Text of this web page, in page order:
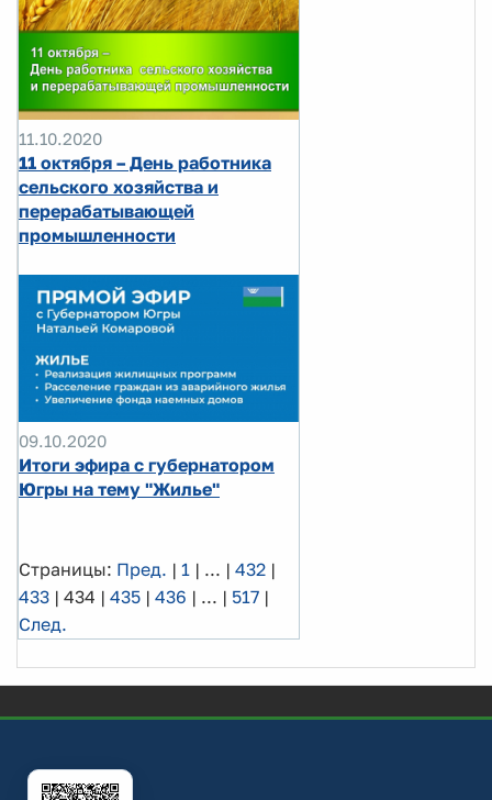
11.10.2020
11 октября – День работника
сельского хозяйства и
перерабатывающей
промышленности
09.10.2020
Итоги эфира с губернатором
Югры на тему "Жилье"
Страницы: Пред. | 1 | ... | 432 |
433 | 434 | 435 | 436 | ... | 517 |
След.